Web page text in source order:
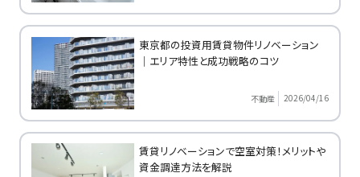
東京都の投資用賃貸物件リノベーション
｜エリア特性と成功戦略のコツ
不動産 2026/04/16
賃貸リノベーションで空室対策！メリットや
資金調達方法を解説